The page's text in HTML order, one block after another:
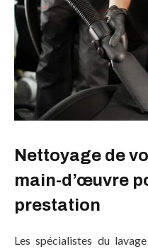
Nettoyage de
main-d’œuvre
prestation
Les spécialistes du